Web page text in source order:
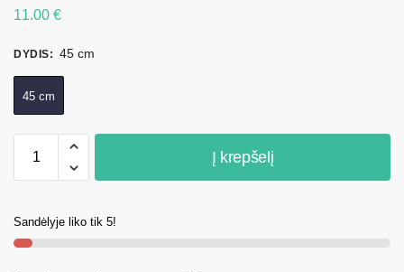
11.00 €
DYDIS: 45 cm
45 cm
Į krepšelį
Sandėlyje liko tik 5!